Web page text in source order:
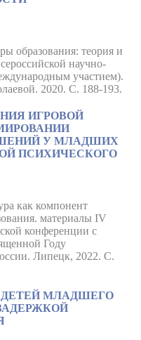
образования: теория и
научно-
участием).
2020. С. 188-193.
ИГРОВОЙ
У МЛАДШИХ
ПСИХИЧЕСКОГО
как компонент
материалы IV
конференции с
Году
Липецк, 2022. С.
МЛАДШЕГО